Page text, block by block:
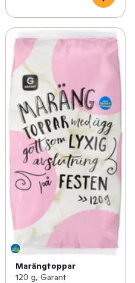
Marängtoppar
120 g, Garant